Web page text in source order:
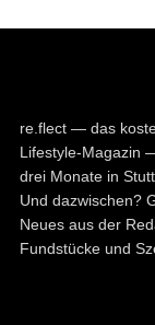
re.flect — das
Lifestyle-Magazin
drei Monate in
Und dazwischen?
Neues aus der
Fundstücke und